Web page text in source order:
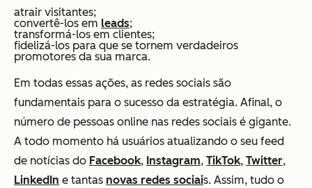
atrair visitantes;
convertê-los em leads;
transformá-los em clientes;
fidelizá-los para que se tornem verdadeiros
promotores da sua marca.
Em todas essas ações, as redes sociais são
fundamentais para o sucesso da estratégia. Afinal, o
número de pessoas online nas redes sociais é gigante.
A todo momento há usuários atualizando o seu feed
de notícias do Facebook, Instagram, TikTok, Twitter,
LinkedIn e tantas novas redes sociais. Assim, tudo o